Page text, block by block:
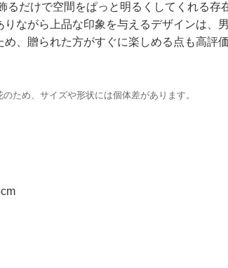
るだけで空間をぱっと明るくしてくれる
ながら上品な印象を与えるデザインは、
、贈られた方がすぐに楽しめる点も高評
ため、サイズや形状には個体差があります。